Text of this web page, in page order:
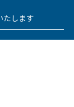
たします